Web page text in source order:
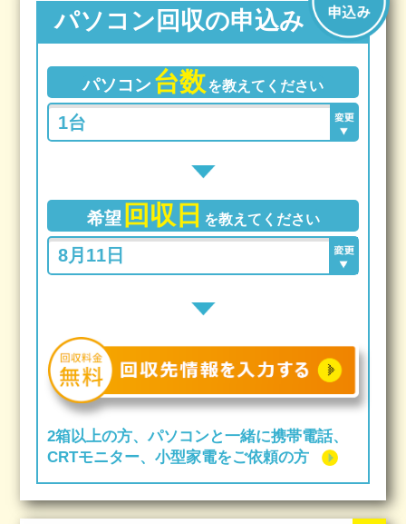
パソコン回収の申込み
パソコン 台数を教えてください
希望 回収日 を教えてください
2箱以上の方、パソコンと一緒に携帯電話、
CRTモニター、小型家電をご依頼の方